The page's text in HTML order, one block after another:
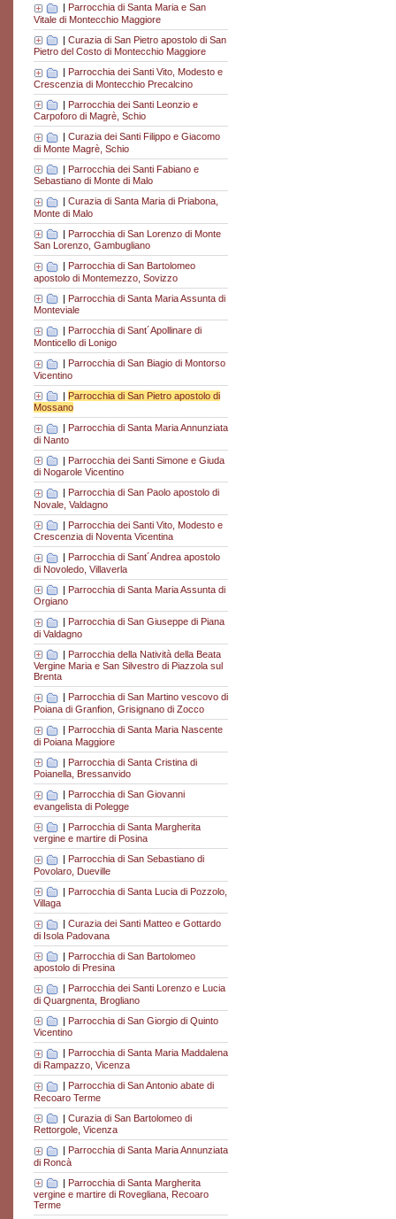
| Parrocchia di Santa Maria e San
Vitale di Montecchio Maggiore
| Curazia di San Pietro apostolo di San
Pietro del Costo di Montecchio Maggiore
| Parrocchia dei Santi Vito, Modesto e
Crescenzia di Montecchio Precalcino
| Parrocchia dei Santi Leonzio e
Carpoforo di Magrè, Schio
| Curazia dei Santi Filippo e Giacomo
di Monte Magrè, Schio
| Parrocchia dei Santi Fabiano e
Sebastiano di Monte di Malo
Curazia di Santa Maria di Priabona,
Monte di Malo
| Parrocchia di San Lorenzo di Monte
San Lorenzo, Gambugliano
Parrocchia di San Bartolomeo
apostolo di Montemezzo, Sovizzo
| Parrocchia di Santa Maria Assunta di
Monteviale
Parrocchia di Sant´Apollinare di
Monticello di Lonigo
| Parrocchia di San Biagio di Montorso
Vicentino
| Parrocchia di San Pietro apostolo di
Mossano
| Parrocchia di Santa Maria Annunziata
di Nanto
| Parrocchia dei Santi Simone e Giuda
di Nogarole Vicentino
| Parrocchia di San Paolo apostolo di
Novale, Valdagno
| Parrocchia dei Santi Vito, Modesto e
Crescenzia di Noventa Vicentina
Parrocchia di Sant´Andrea apostolo
di Novoledo, Villaverla
| Parrocchia di Santa Maria Assunta di
Orgiano
Parrocchia di San Giuseppe di Piana
di Valdagno
| Parrocchia della Natività della Beata
Vergine Maria e San Silvestro di Piazzola sul
Brenta
Parrocchia di San Martino vescovo di
Poiana di Granfion, Grisignano di Zocco
| Parrocchia di Santa Maria Nascente
di Poiana Maggiore
| Parrocchia di Santa Cristina di
Poianella, Bressanvido
| Parrocchia di San Giovanni
evangelista di Polegge
| Parrocchia di Santa Margherita
vergine e martire di Posina
Parrocchia di San Sebastiano di
Povolaro, Dueville
| Parrocchia di Santa Lucia di Pozzolo,
Villaga
Curazia dei Santi Matteo e Gottardo
di Isola Padovana
| Parrocchia di San Bartolomeo
apostolo di Presina
Parrocchia dei Santi Lorenzo e Lucia
di Quargnenta, Brogliano
| Parrocchia di San Giorgio di Quinto
Vicentino
Parrocchia di Santa Maria Maddalena
di Rampazzo, Vicenza
| Parrocchia di San Antonio abate di
Recoaro Terme
| Curazia di San Bartolomeo di
Rettorgole, Vicenza
| Parrocchia di Santa Maria Annunziata
di Roncà
| Parrocchia di Santa Margherita
vergine e martire di Rovegliana, Recoaro
Terme